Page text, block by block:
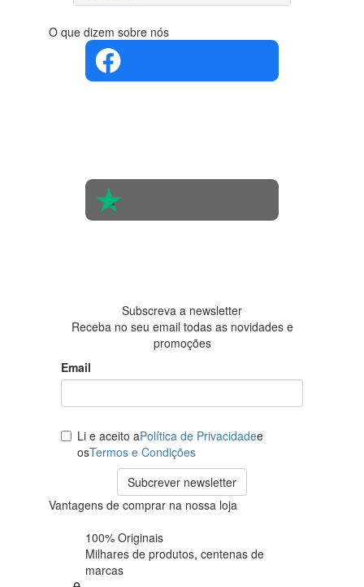
O que dizem sobre nós
Subscreva a newsletter
Receba no seu email todas as novidades e
promoções
Email
Li e aceito aPolítica de Privacidadee
osTermos e Condições
Subcrever newsletter
Vantagens de comprar na nossa loja
100% Originais
Milhares de produtos, centenas de
marcas